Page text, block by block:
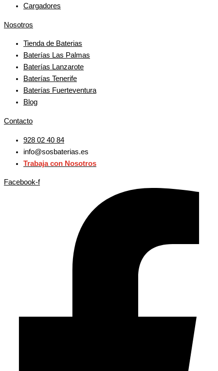
Cargadores
Nosotros
Tienda de Baterias
Baterías Las Palmas
Baterías Lanzarote
Baterías Tenerife
Baterías Fuerteventura
Blog
Contacto
928 02 40 84
info@sosbaterias.es
Trabaja con Nosotros
Facebook-f